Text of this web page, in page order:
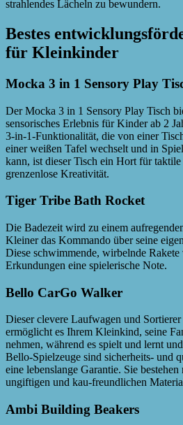
strahlendes Lächeln zu bewundern.
Bestes
für Kleinkinder
Mocka 3 in 1 Sensory Play
Der Mocka 3 in 1 Sensory Play Tisch
sensorisches Erlebnis für Kinder ab 2
3-in-1-Funktionalität, die von einer
einer weißen Tafel wechselt und in
kann, ist dieser Tisch ein Hort für
grenzenlose Kreativität.
Tiger Tribe Bath Rocket
Die Badezeit wird zu einem
Kleiner das Kommando über seine
Diese schwimmende, wirbelnde
Erkundungen eine spielerische Note.
Bello CarGo Walker
Dieser clevere Laufwagen und
ermöglicht es Ihrem Kleinkind, seine
nehmen, während es spielt und lernt
Bello-Spielzeuge sind sicherheits- und
eine lebenslange Garantie. Sie bestehen
ungiftigen und kau-freundlichen
Ambi Building Beakers